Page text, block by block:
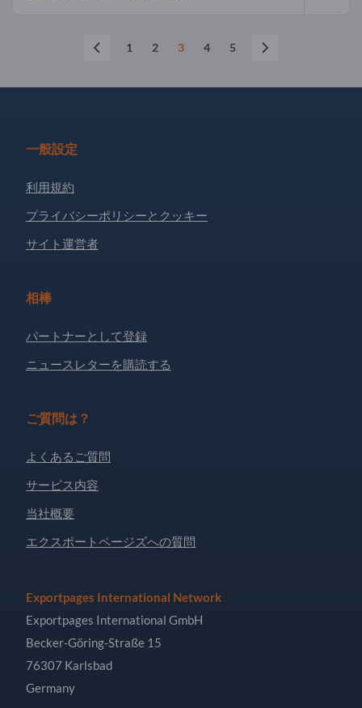
1 2 3 4 5
一般設定
利用規約
プライバシーポリシーとクッキー
サイト運営者
相棒
パートナーとして登録
ニュースレターを購読する
ご質問は？
よくあるご質問
サービス内容
当社概要
エクスポートページズへの質問
Exportpages International Network
Exportpages International GmbH
Becker-Göring-Straße 15
76307 Karlsbad
Germany